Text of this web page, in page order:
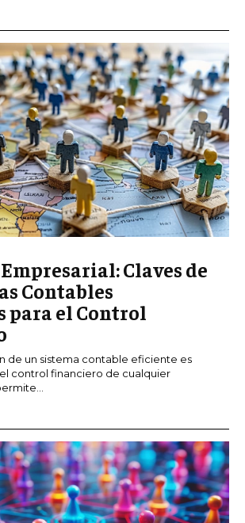
Claves de
Contables
para el Control
de un sistema contable eficiente es
control financiero de cualquier